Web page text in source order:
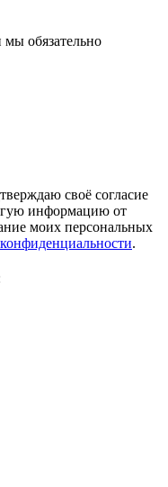
обязательно
своё согласие
информацию от
моих персональных
.